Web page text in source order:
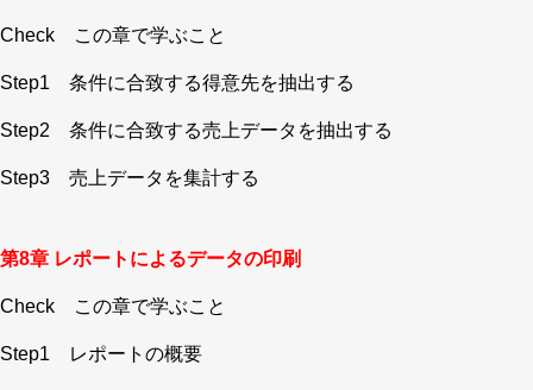
Check この章で学ぶこと
Step1 条件に合致する得意先を抽出する
Step2 条件に合致する売上データを抽出する
Step3 売上データを集計する
第8章 レポートによるデータの印刷
Check この章で学ぶこと
Step1 レポートの概要